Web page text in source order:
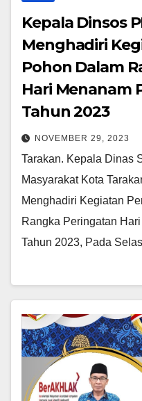
Kepala Dinsos
Menghadiri
Pohon Dalam
Hari Menanam
Tahun 2023
NOVEMBER 29, 2023
Tarakan. Kepala Dinas
Masyarakat Kota
Menghadiri Kegiatan
Rangka Peringatan
Tahun 2023, Pada